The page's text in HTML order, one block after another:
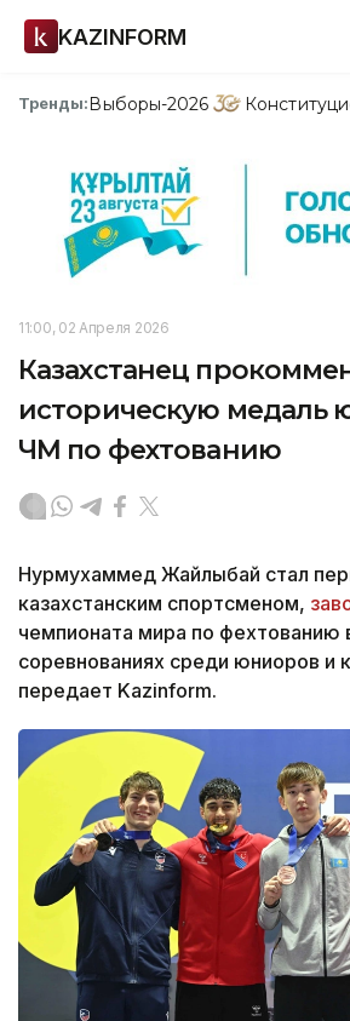
KAZINFORM
Тренды:Выборы-2026
11:00, 02 Апреля 2026
Казахстанец
историческую медаль
ЧМ по фехтованию
Нурмухаммед Жайлыбай стал
казахстанским спортсменом,
чемпионата мира по фехтованию
соревнованиях среди юниоров и
передает Kazinform.